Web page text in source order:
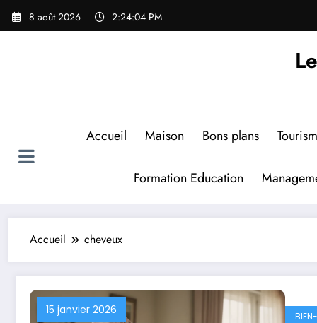
Aller
8 août 2026 2:24:05 PM
Accueil Maison Bons plans
Formation Education
Accueil cheveux
15 janvier 2026